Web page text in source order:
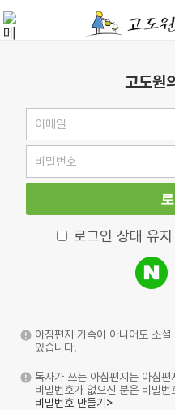
고도원
로그인 상태 유지
아침편지 가족이 아니어도 소
있습니다.
독자가 쓰는 아침편지는 아침
비밀번호가 없으신 분은 비밀
비밀번호 만들기>